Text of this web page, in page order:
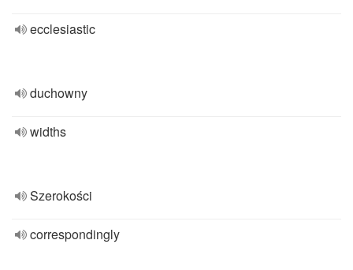
ecclesiastic
duchowny
widths
Szerokości
correspondingly